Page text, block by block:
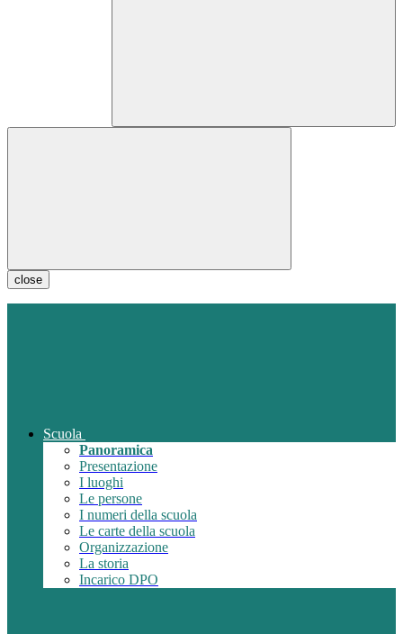
close
Scuola
Panoramica
Presentazione
I luoghi
Le persone
I numeri della scuola
Le carte della scuola
Organizzazione
La storia
Incarico DPO